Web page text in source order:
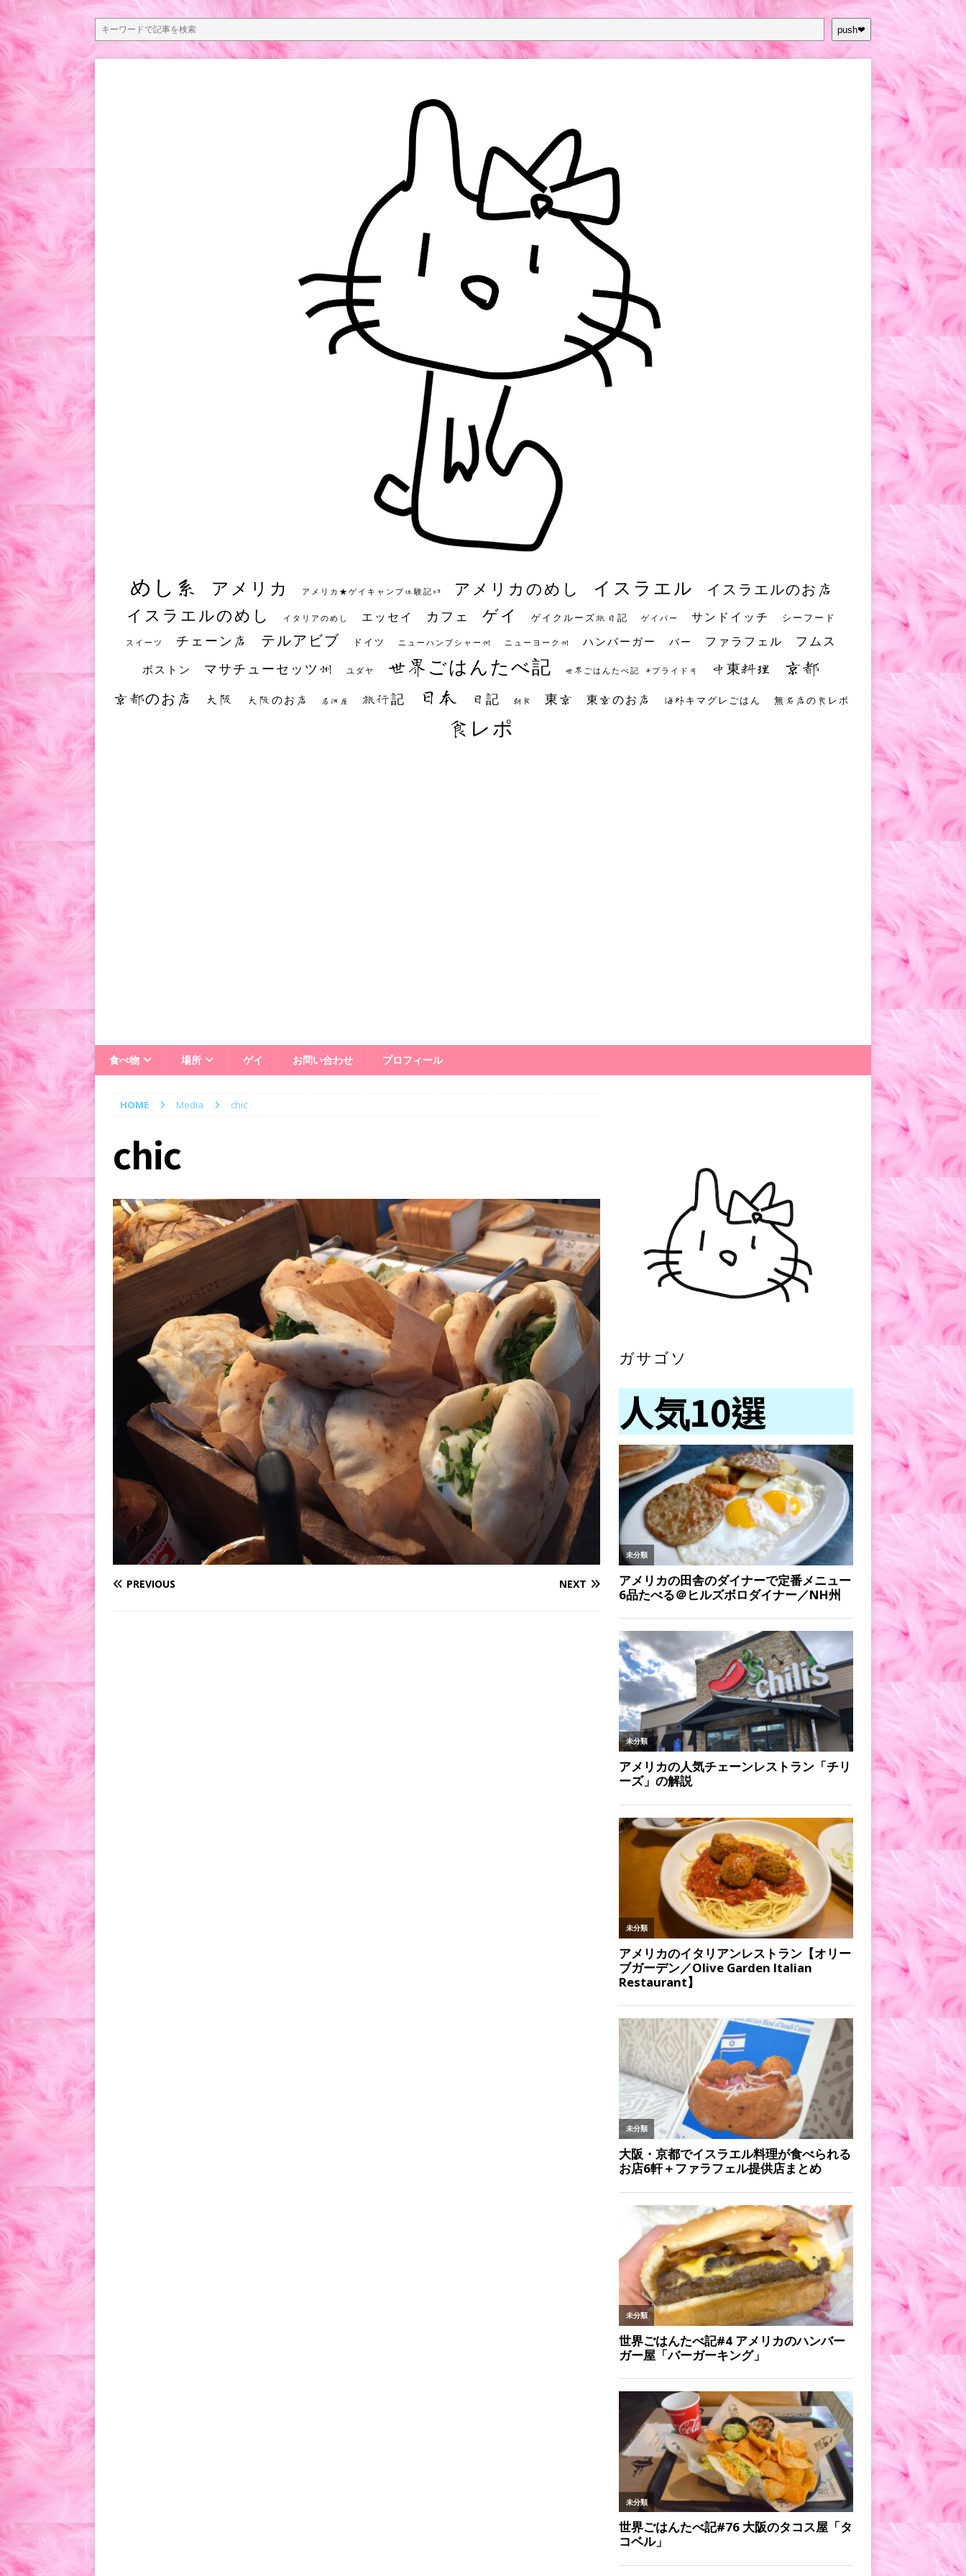
push❤︎
めし系 アメリカ アメリカ★ゲイキャンプ体験記S3 アメリカのめし イスラエル イスラエルのお店
イスラエルのめし イタリアのめし エッセイ カフェ ゲイ ゲイクルーズ旅日記 ゲイバー サンドイッチ シーフード
スイーツ チェーン店 テルアビブ ドイツ ニューハンプシャー州 ニューヨーク州 ハンバーガー バー ファラフェル フムス
ボストン マサチューセッツ州 ユダヤ 世界ごはんたべ記 世界ごはんたべ記 #プライド号 中東料理 京都
京都のお店 大阪 大阪のお店 居酒屋 旅行記 日本 日記 朝食 東京 東京のお店 海外キマグレごはん 無名店の食レポ
食レポ
食べ物 場所 ゲイ お問い合わせ プロフィール
HOME Media chic
chic
PREVIOUS NEXT
ガサゴソ
人気10選